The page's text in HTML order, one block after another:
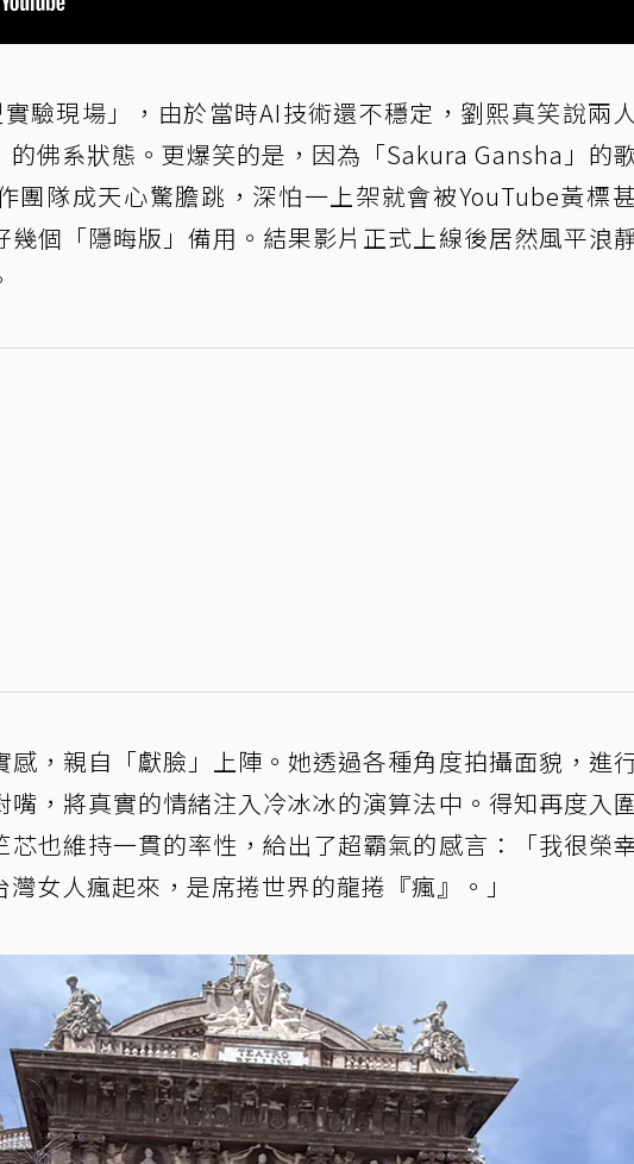
驗現場」，由於當時AI技術還不穩定，劉熙真笑說兩
佛系狀態。更爆笑的是，因為「Sakura Gansha」的
團隊成天心驚膽跳，深怕一上架就會被YouTube黃標
個「隱晦版」備用。結果影片正式上線後居然風平浪
，親自「獻臉」上陣。她透過各種角度拍攝面貌，進
嘴，將真實的情緒注入冷冰冰的演算法中。得知再度入
芯也維持一貫的率性，給出了超霸氣的感言：「我很榮
女人瘋起來，是席捲世界的龍捲『瘋』。」